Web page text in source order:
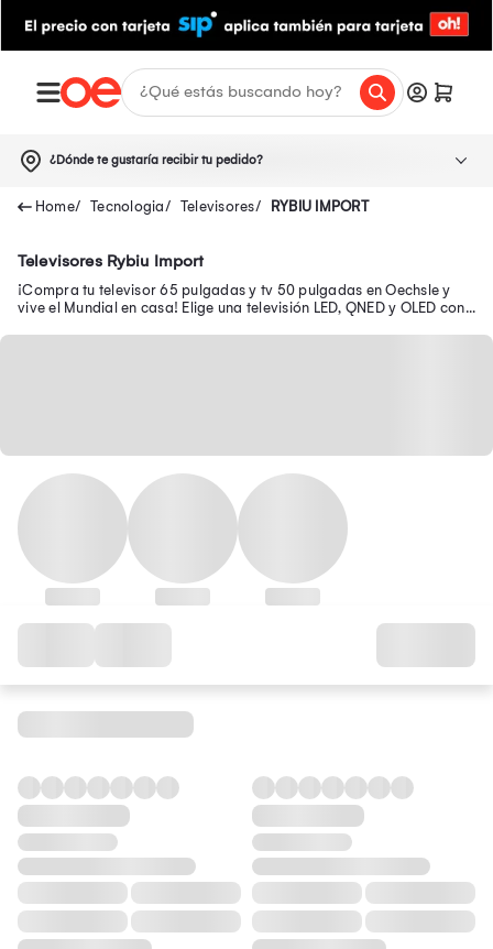
¿Dónde te gustaría recibir tu pedido?
Tecnologia Televisores RYBIU IMPORT
Televisores Rybiu Import
¡Compra tu televisor 65 pulgadas y tv 50 pulgadas en Oechsle y
vive el Mundial en casa! Elige una televisión LED, QNED y OLED con